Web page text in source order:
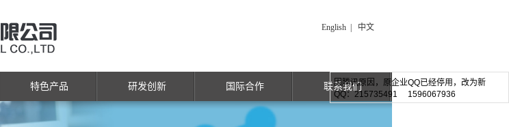
因腾讯原因，原企业QQ已经停用，改为新
QQ：215735491 1596067936
English 中文
特色产品 研发创新 国际合作 联系我们